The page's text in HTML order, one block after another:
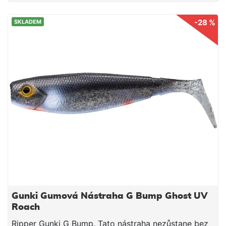
SKLADEM -28 %
Gunki Gumová Nástraha G Bump Ghost UV
Roach
Ripper Gunki G Bump. Tato nástraha nezůstane bez